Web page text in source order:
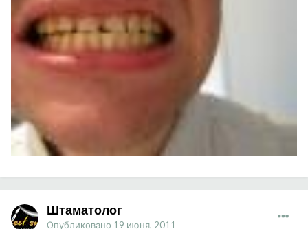
Штаматолог
Опубликовано 19 июня, 2011